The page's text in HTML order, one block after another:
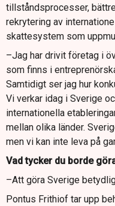
tillståndsprocesser,
rekrytering av
skattesystem som
–Jag har drivit företag i
som finns i
Samtidigt ser jag hur
Vi verkar idag i Sverige
internationella
mellan olika länder.
men vi kan inte leva på
Vad tycker du borde
–Att göra Sverige
Pontus Frithiof tar upp